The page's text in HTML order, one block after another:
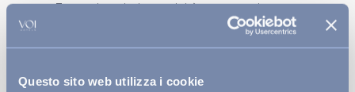
Questo sito web utilizza i cookie
Troverai tantissime attività come tennis,
diving, beach volley, acquagym e
Scopri la vita in resort